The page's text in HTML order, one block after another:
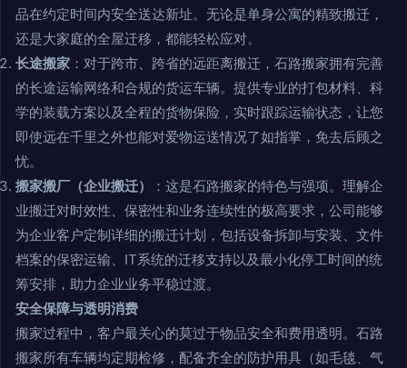
品在约定时间内安全送达新址。无论是单身公寓的精致搬迁，
还是大家庭的全屋迁移，都能轻松应对。
长途搬家 ：对于跨市、跨省的远距离搬迁，石路搬家拥有完善
的长途运输网络和合规的货运车辆。提供专业的打包材料、科
学的装载方案以及全程的货物保险，实时跟踪运输状态，让您
即使远在千里之外也能对爱物运送情况了如指掌，免去后顾之
忧。
搬家搬厂（企业搬迁）
：这是石路搬家的特色与强项。理解企
业搬迁对时效性、保密性和业务连续性的极高要求，公司能够
为企业客户定制详细的搬迁计划，包括设备拆卸与安装、文件
档案的保密运输、IT系统的迁移支持以及最小化停工时间的统
筹安排，助力企业业务平稳过渡。
安全保障与透明消费
搬家过程中，客户最关心的莫过于物品安全和费用透明。石路
搬家所有车辆均定期检修，配备齐全的防护用具（如毛毯、气